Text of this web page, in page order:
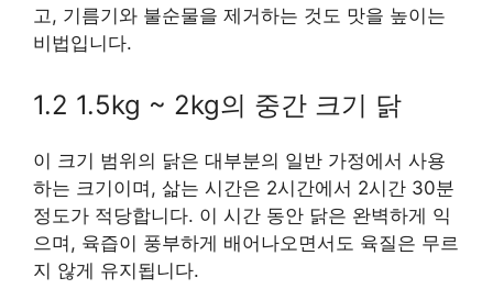
고, 기름기와 불순물을 제거하는 것도 맛을 높이는
비법입니다.
1.2 1.5kg ~ 2kg의 중간 크기 닭
이 크기 범위의 닭은 대부분의 일반 가정에서 사용
하는 크기이며, 삶는 시간은 2시간에서 2시간 30분
정도가 적당합니다. 이 시간 동안 닭은 완벽하게 익
으며, 육즙이 풍부하게 배어나오면서도 육질은 무르
지 않게 유지됩니다.